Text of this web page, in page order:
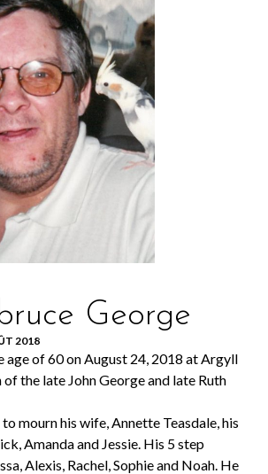
George
2018
age of 60 on August 24, 2018 at Argyll
of the late John George and late Ruth
mourn his wife, Annette Teasdale, his
Amanda and Jessie. His 5 step
Alexis, Rachel, Sophie and Noah. He